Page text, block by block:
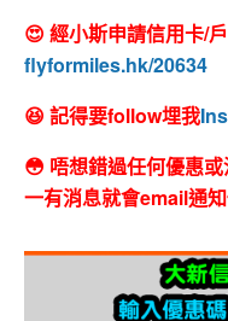
😍 經小斯申請信用卡/
flyformiles.hk/20634
😆 記得要follow埋我
😳 唔想錯過任何優惠
一有消息就會email通知